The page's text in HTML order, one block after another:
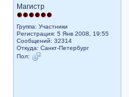
Магистр
Группа: Участники
Регистрация: 5 Янв 2008, 19:55
Сообщений: 32314
Откуда: Санкт-Петербург
Пол: